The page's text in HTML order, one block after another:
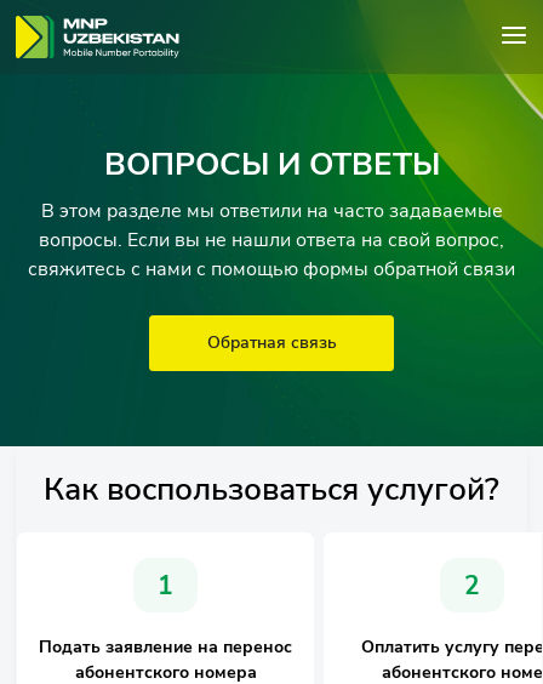
ВОПРОСЫ И ОТВЕТЫ
В этом разделе мы ответили на часто задаваемые
вопросы. Если вы не нашли ответа на свой вопрос,
свяжитесь с нами с помощью формы обратной связи
Обратная связь
Как воспользоваться услугой?
1
Подать заявление на перенос
абонентского номера
2
Оплатить услугу
абонентского